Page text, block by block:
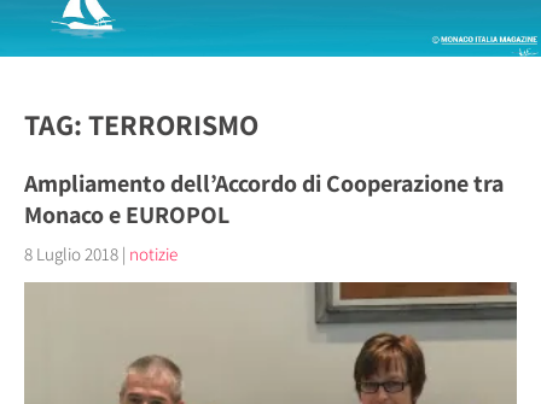
TAG: TERRORISMO
Ampliamento dell’Accordo di Cooperazione tra
Monaco e EUROPOL
8 Luglio 2018 | notizie